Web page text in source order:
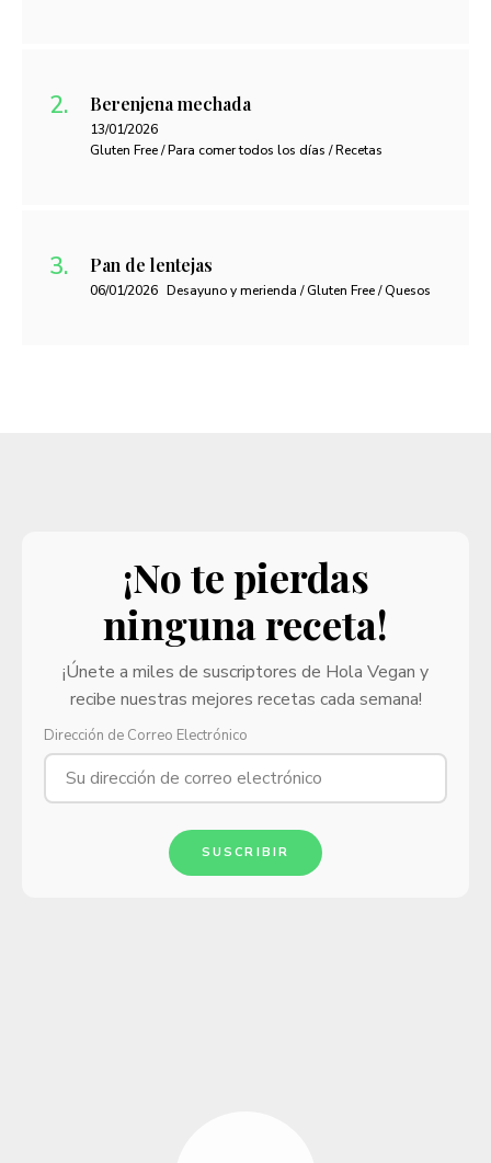
Berenjena mechada
13/01/2026
Gluten Free / Para comer todos los días / Recetas
Pan de lentejas
06/01/2026 Desayuno y merienda / Gluten Free / Quesos
¡No te pierdas
ninguna receta!
¡Únete a miles de suscriptores de Hola Vegan y
recibe nuestras mejores recetas cada semana!
Dirección de Correo Electrónico
SUSCRIBIR